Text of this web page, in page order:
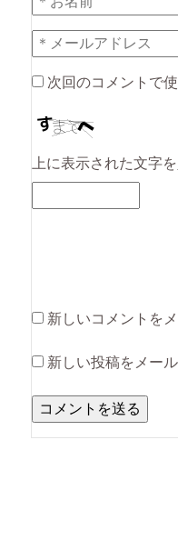
次回のコメントで
上に表示された文字
新しいコメントを
新しい投稿をメー